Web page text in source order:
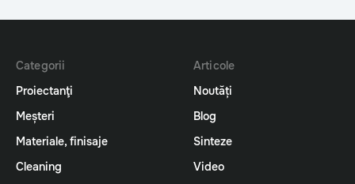
Categorii
Proiectanţi
Meșteri
Materiale, finisaje
Cleaning
Articole
Noutăți
Blog
Sinteze
Video